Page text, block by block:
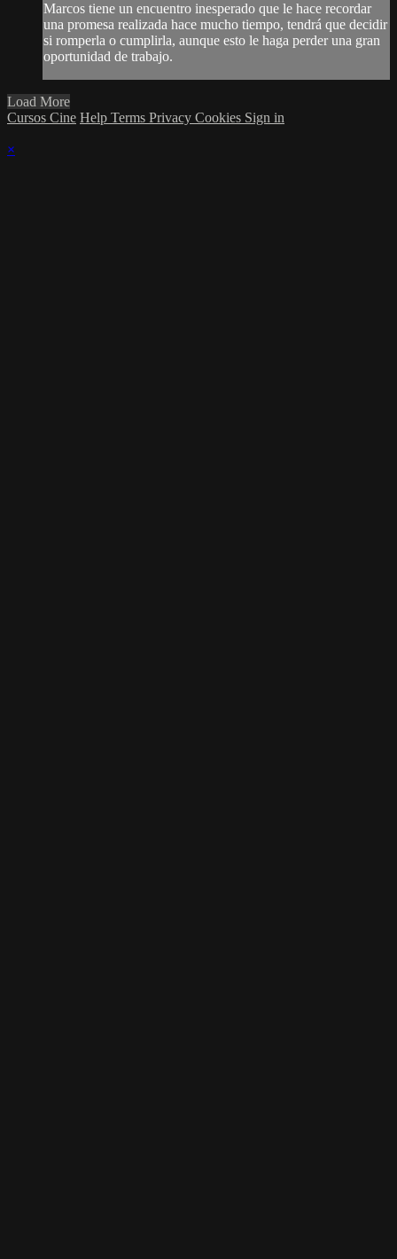
Marcos tiene un encuentro inesperado que le hace recordar
una promesa realizada hace mucho tiempo, tendrá que decidir
si romperla o cumplirla, aunque esto le haga perder una gran
oportunidad de trabajo.
Load More
Cursos Cine Help Terms Privacy Cookies Sign in
×